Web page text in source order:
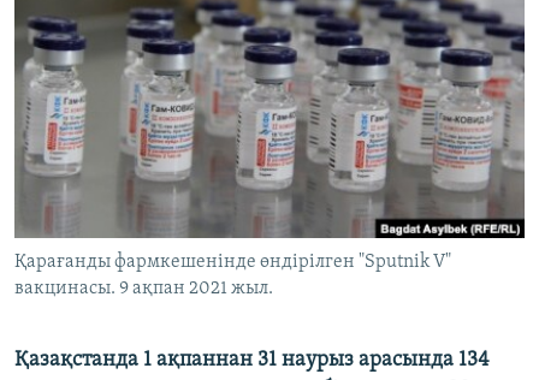
ЖАЗЫЛЫҢЫЗ
Басқа тілдерде
Қарағанды фармкешенінде өндірілген "Sputnik V"
вакцинасы. 9 ақпан 2021 жыл.
Қазақстанда 1 ақпаннан 31 наурыз арасында 134